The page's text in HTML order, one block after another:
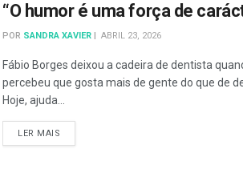
“O humor é uma força de
POR SANDRA XAVIER ABRIL 23, 2026
Fábio Borges deixou a cadeira de dentista
percebeu que gosta mais de gente do que de
Hoje, ajuda...
LER MAIS